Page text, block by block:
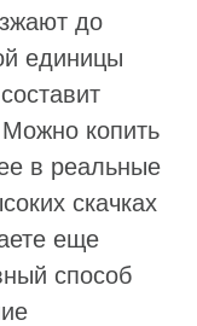
до
единицы
копить
в реальные
скачках
еще
способ